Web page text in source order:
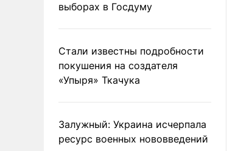
выборах в Госдуму
Стали известны подробности
покушения на создателя
«Упыря» Ткачука
Залужный: Украина исчерпала
ресурс военных нововведений